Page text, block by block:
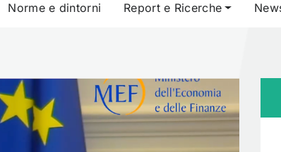
Norme e dintorni Report e Ricerche
del Terzjus Report 2025, Roma 6 marzo